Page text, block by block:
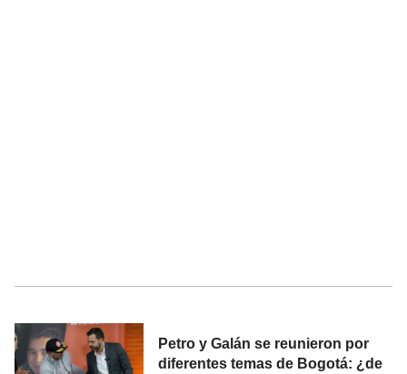
Petro y Galán se reunieron por
diferentes temas de Bogotá: ¿de